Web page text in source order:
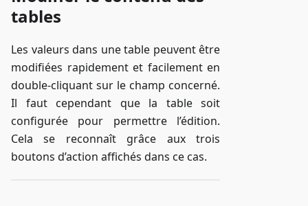
tables
Les valeurs dans une table peuvent être
modifiées rapidement et facilement en
double-cliquant sur le champ concerné.
Il faut cependant que la table soit
configurée pour permettre l’édition.
Cela se reconnaît grâce aux trois
boutons d’action affichés dans ce cas.